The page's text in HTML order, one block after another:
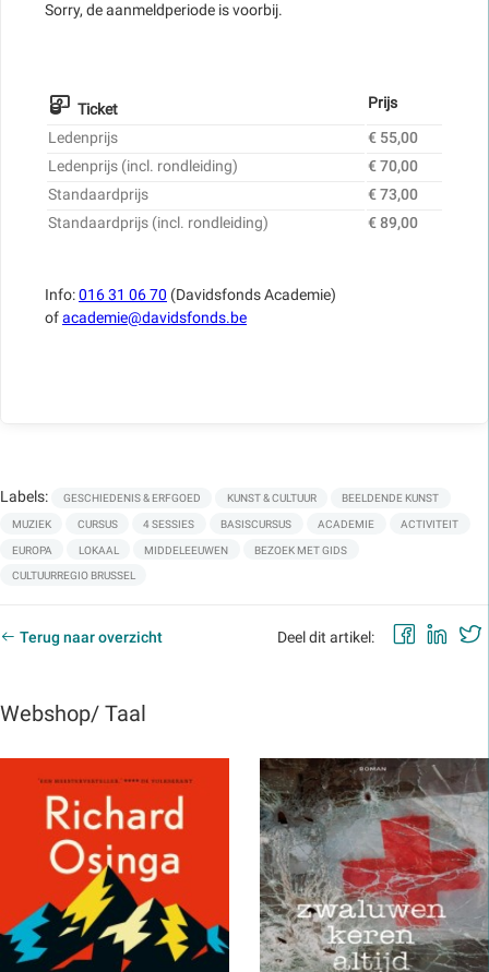
Sorry, de aanmeldperiode is voorbij.
Ticket
Prijs
Ledenprijs
€ 55,00
Ledenprijs (incl. rondleiding)
€ 70,00
Standaardprijs
€ 73,00
Standaardprijs (incl. rondleiding)
€ 89,00
Info:016 31 06 70 (Davidsfonds Academie)
ofacademie@davidsfonds.be
Labels: GESCHIEDENIS & ERFGOED KUNST & CULTUUR BEELDENDE KUNST
MUZIEK CURSUS 4 SESSIES BASISCURSUS ACADEMIE ACTIVITEIT
EUROPA LOKAAL MIDDELEEUWEN BEZOEK MET GIDS
CULTUURREGIO BRUSSEL
Terug naar overzicht Deel dit artikel:
Webshop/ Taal